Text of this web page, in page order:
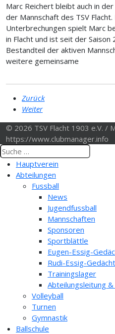
Marc Reichert bleibt auch in
der Mannschaft des TSV
Unterbrechungen spielt Marc
in Flacht und ist seit der
Bestandteil der aktiven
weitere gemeinsame
Zurück
Weiter
© 2026 TSV Flacht 1903 e.V. /
https://www.clubmanager.info
Hauptverein
Abteilungen
Fussball
News
Jugendfussball
Mannschaften
Sponsoren
Sportblättle
Eugen-Essig-
Rudi-Essig-
Trainingslager
Abteilungsleitung
Volleyball
Turnen
Gymnastik
Ballschule